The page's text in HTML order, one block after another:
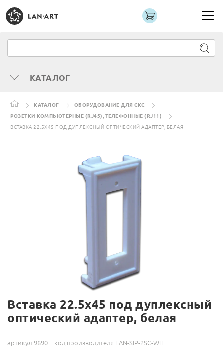
КАТАЛОГ
КАТАЛОГ
ОБОРУДОВАНИЕ ДЛЯ СКС
РОЗЕТКИ КОМПЬЮТЕРНЫЕ (RJ45), ТЕЛЕФОННЫЕ (RJ11)
ВСТАВКА 22.5Х45 ПОД ДУПЛЕКСНЫЙ ОПТИЧЕСКИЙ АДАПТЕР, БЕЛАЯ
Вставка 22.5х45 под дуплексный
оптический адаптер, белая
артикул 9690 код производителя LAN-SIP-2SC-WH